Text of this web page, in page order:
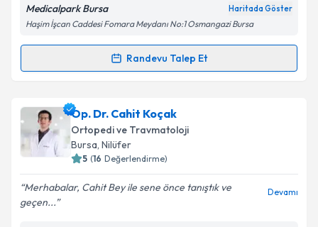
Kişisel verilerimin işlenmesine ilişkinAydınlatma
Metni'ni okudum ve kişisel verilerimin belirtilen
kapsamda işlenmesini kabul ediyorum.
Medicalpark Bursa Haritada Göster
Haşim İşcan Caddesi Fomara Meydanı No:1 Osmangazi Bursa
Randevu Talep Et
Randevu Takvimi Talebi
Doç. Dr. Hanifi Üçpunariçin randevu takvimi talebi
oluşturun. Size bu uzmandan randevu almanız için bir
takvim hazırlandığında e-posta ile bilgilendireceğiz.
Op. Dr. Cahit Koçak
Ortopedi ve Travmatoloji
Bursa, Nilüfer
5 (16 Değerlendirme)
Merhabalar, Cahit Bey ile sene önce tanıştık ve
geçen...
Devamı